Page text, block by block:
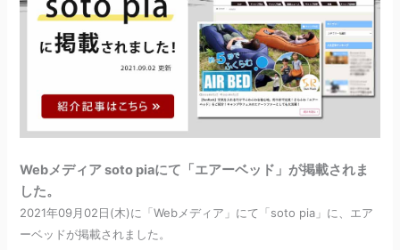
Webメディア soto piaにて「エアーベッド」が掲載されま
した。
2021年09月02日(木)に「Webメディア」にて「soto pia」に、エア
ーベッドが掲載されました。